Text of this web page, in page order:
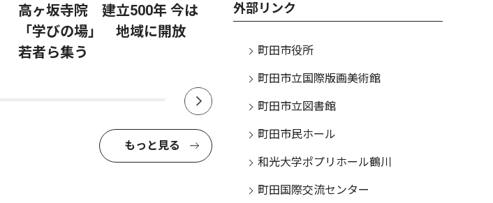
高ヶ坂寺院 建立500年 今は
「学びの場」 地域に開放
若者ら集う
１万本のひまわり 今年も
もっと見る
外部リンク
町田市役所
町田市立国際版画美術館
町田市立図書館
町田市民ホール
和光大学ポプリホール鶴川
町田国際交流センター